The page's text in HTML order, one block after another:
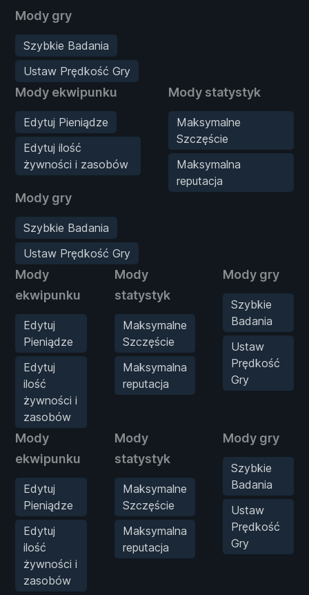
Mody gry
Szybkie Badania
Ustaw Prędkość Gry
Mody ekwipunku
Edytuj Pieniądze
Edytuj ilość
żywności i zasobów
Mody gry
Szybkie Badania
Ustaw Prędkość Gry
Mody statystyk
Maksymalne
Szczęście
Maksymalna
reputacja
Mody
ekwipunku
Edytuj
Pieniądze
Edytuj
ilość
żywności i
zasobów
Mody
statystyk
Maksymalne
Szczęście
Maksymalna
reputacja
Mody gry
Szybkie
Badania
Ustaw
Prędkość
Gry
Mody
ekwipunku
Edytuj
Pieniądze
Edytuj
ilość
żywności i
zasobów
Mody
statystyk
Maksymalne
Szczęście
Maksymalna
reputacja
Mody gry
Szybkie
Badania
Ustaw
Prędkość
Gry